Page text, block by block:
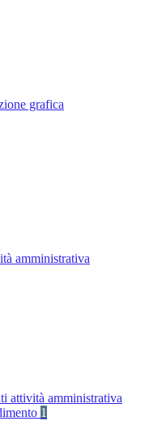
grafica
amministrativa
attività amministrativa
1